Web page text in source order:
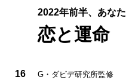
2022年前半、あな
恋と運命
16 G・ダビデ研究所監修